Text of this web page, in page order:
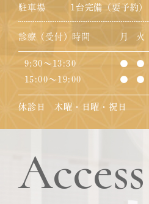
駐車場
1台完備（要予約）
診療（受付）時間 月 火
9:30～13:30 ● ●
15:00～19:00
● ●
休診日 木曜・日曜・祝日
Access